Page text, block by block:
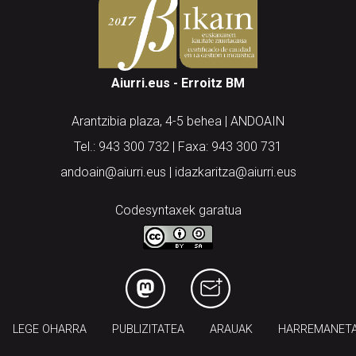
Aiurri.eus - Erroitz BM
Arantzibia plaza, 4-5 behea | ANDOAIN
Tel.: 943 300 732 | Faxa: 943 300 731
andoain@aiurri.eus | idazkaritza@aiurri.eus
Codesyntaxek garatua
LEGE OHARRA PUBLIZITATEA ARAUAK